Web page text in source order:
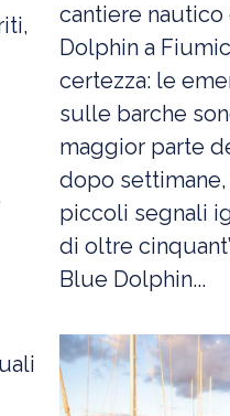
cantiere
Dolphin a
certezza: le
sulle barche
maggior parte
dopo
piccoli segnali
di oltre
Blue Dolphin...